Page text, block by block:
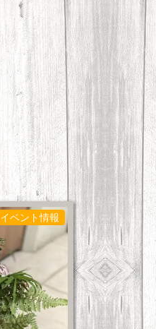
イベント情報